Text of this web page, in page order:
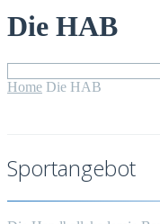
Die HAB
Home Die HAB
Sportangebot